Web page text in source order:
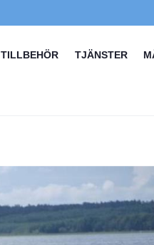
TILLBEHÖR TJÄNSTER